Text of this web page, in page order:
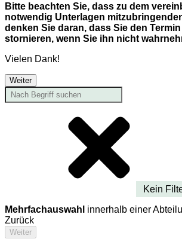
Bitte beachten Sie, dass zu dem
notwendig Unterlagen
denken Sie daran, dass Sie den
stornieren, wenn Sie ihn nicht
Vielen Dank!
Weiter
Mehrfachauswahl innerhalb einer
Zurück
Weiter